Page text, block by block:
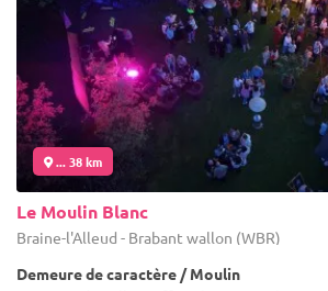
... 38 km
Le Moulin Blanc
Braine-l'Alleud - Brabant wallon (WBR)
Demeure de caractère / Moulin